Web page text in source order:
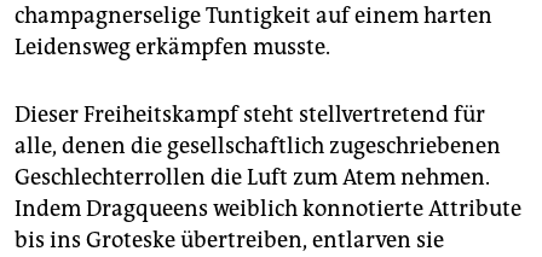
champagnerselige Tuntigkeit auf einem harten
Leidensweg erkämpfen musste.
Dieser Freiheitskampf steht stellvertretend für
alle, denen die gesellschaftlich zugeschriebenen
Geschlechterrollen die Luft zum Atem nehmen.
Indem Dragqueens weiblich konnotierte Attribute
bis ins Groteske übertreiben, entlarven sie